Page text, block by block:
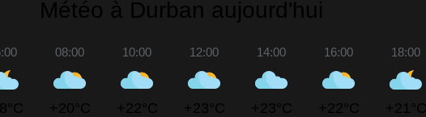
Météo à Durban aujourd'hui
08:00
+20°C
10:00
+22°C
12:00
+23°C
14:00
+23°C
16:00
+22°C
18:00
+21°C